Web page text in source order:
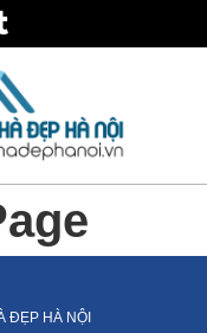
ĐẸP HÀ NỘI